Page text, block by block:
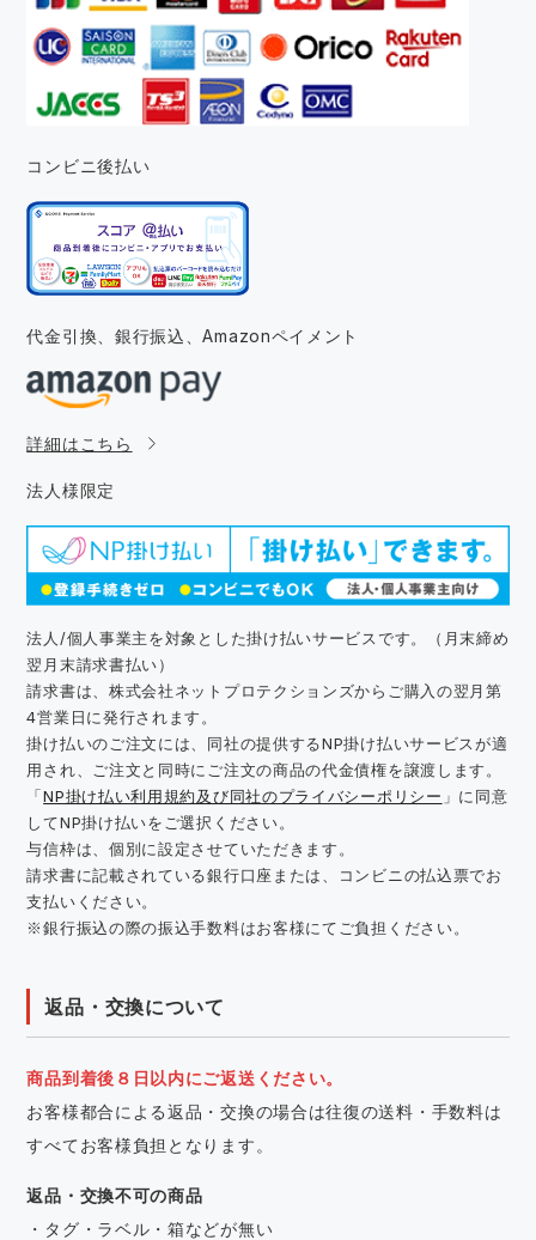
コンビニ後払い
代金引換、銀行振込、Amazonペイメント
詳細はこちら
法人様限定
法人/個人事業主を対象とした掛け払いサービスです。（月末締め
翌月末請求書払い）
請求書は、株式会社ネットプロテクションズからご購入の翌月第
4営業日に発行されます。
掛け払いのご注文には、同社の提供するNP掛け払いサービスが適
用され、ご注文と同時にご注文の商品の代金債権を譲渡します。
「NP掛け払い利用規約及び同社のプライバシーポリシー 」に同意
してNP掛け払いをご選択ください。
与信枠は、個別に設定させていただきます。
請求書に記載されている銀行口座または、コンビニの払込票でお
支払いください。
※銀行振込の際の振込手数料はお客様にてご負担ください。
返品・交換について
商品到着後８日以内にご返送ください。
お客様都合による返品・交換の場合は往復の送料・手数料は
すべてお客様負担となります。
返品・交換不可の商品
・タグ・ラベル・箱などが無い